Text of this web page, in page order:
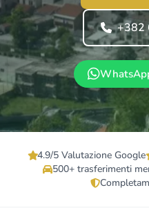
+382
4.9/5 Valutazione Google
500+ trasferimenti